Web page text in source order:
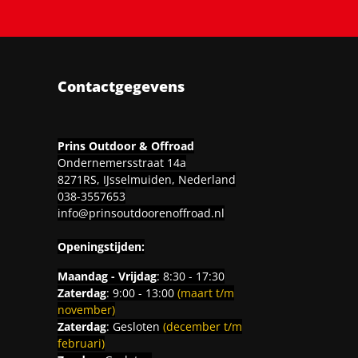
Contactgegevens
Prins Outdoor & Offroad
Ondernemersstraat 14a
8271RS, IJsselmuiden, Nederland
038-3557653
info@prinsoutdoorenoffroad.nl
Openingstijden:
Maandag - Vrijdag: 8:30 - 17:30
Zaterdag: 9:00 - 13:00 (maart t/m
november)
Zaterdag: Gesloten (december t/m
februari)